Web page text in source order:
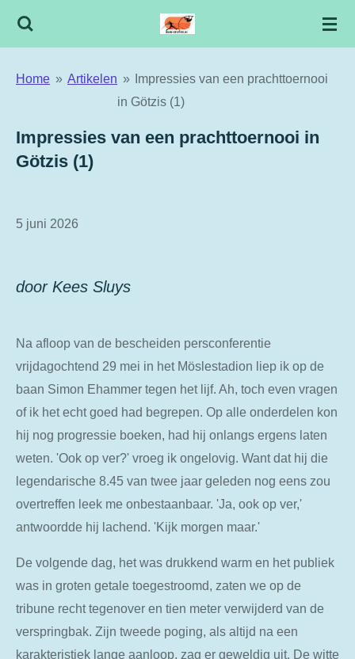
Ga
de
Home » Artikelen » Impressies van een prachttoernooi
in Götzis (1)
Impressies van een prachttoernooi in
Götzis (1)
5 juni 2026
door Kees Sluys
Na afloop van de bescheiden persconferentie
vrijdagochtend 29 mei in het Möslestadion liep ik op de
baan Simon Ehammer tegen het lijf. Ah, toch even vragen
of ik het echt goed had begrepen. Op alle onderdelen kon
hij nog progressie boeken, had hij onlangs ergens laten
weten. 'Ook op ver?' vroeg ik ongelovig. Want dat hij die
legendarische 8.45 van twee jaar geleden nog eens zou
overtreffen leek me onbestaanbaar. 'Ja, ook op ver,'
antwoordde hij lachend. 'Kijk morgen maar.'
De volgende dag, het was drukkend warm en het publiek
was in groten getale toegestroomd, zaten we op de
tribune recht tegenover en tien meter verwijderd van de
verspringbak. Zijn tweede poging, als altijd na een
karakteristiek lange aanloop, zag er geweldig uit. De witte